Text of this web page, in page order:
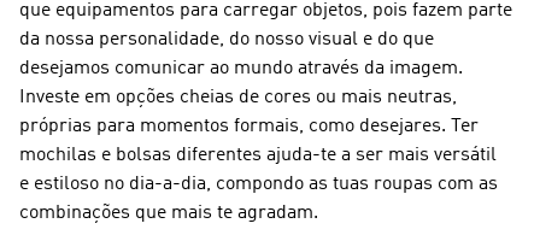
que equipamentos para carregar objetos, pois fazem parte
da nossa personalidade, do nosso visual e do que
desejamos comunicar ao mundo através da imagem.
Investe em opções cheias de cores ou mais neutras,
próprias para momentos formais, como desejares. Ter
mochilas e bolsas diferentes ajuda-te a ser mais versátil
e estiloso no dia-a-dia, compondo as tuas roupas com as
combinações que mais te agradam.